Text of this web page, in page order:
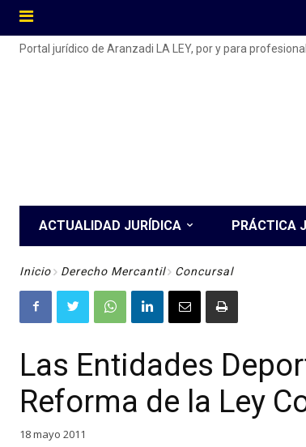
Portal jurídico de Aranzadi LA LEY, por y para
ACTUALIDAD JURÍDICA PRÁCTICA
Inicio Derecho Mercantil Concursal
Las Entidades
Reforma de la Ley
18 mayo 2011